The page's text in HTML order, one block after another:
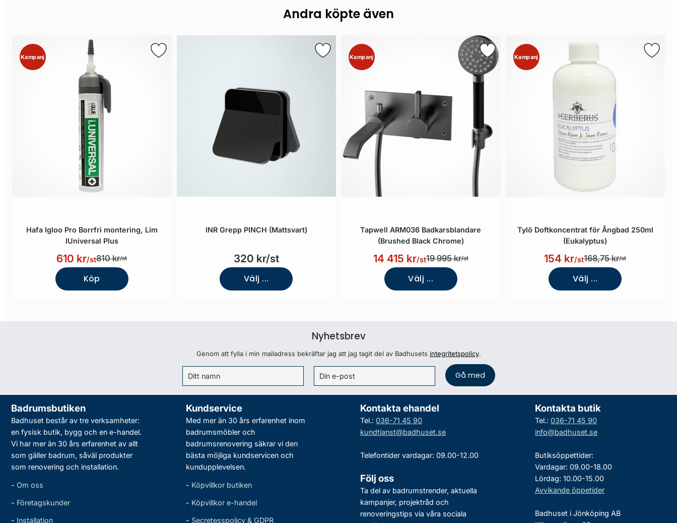
Andra köpte även
Kampanj
Hafa Igloo Pro Borrfri montering, Lim
IUniversal Plus
610 kr/st810 kr/st
Köp
INR Grepp PINCH (Mattsvart)
320 kr/st
Välj ...
Kampanj
Tapwell ARM036 Badkarsblandare
(Brushed Black Chrome)
14 415 kr/st19 995 kr/st
Välj ...
Kampanj
Tylö Doftkoncentrat för Ångbad 250ml
(Eukalyptus)
154 kr/st168,75 kr/st
Välj ...
Nyhetsbrev
Genom att fylla i min mailadress bekräftar jag att jag tagit del av Badhusets integritetspolicy.
Badrumsbutiken
Badhuset består av tre verksamheter:
en fysisk butik, bygg och en e-handel.
Vi har mer än 30 års erfarenhet av allt
som gäller badrum, såväl produkter
som renovering och installation.
- Om oss
- Företagskunder
- Installation
Kundservice
Med mer än 30 års erfarenhet inom
badrumsmöbler och
badrumsrenovering säkrar vi den
bästa möjliga kundservicen och
kundupplevelsen.
- Köpvillkor butiken
- Köpvillkor e-handel
- Secretesspolicy & GDPR
Kontakta ehandel
Tel.: 036-71 45 90
kundtjanst@badhuset.se
Telefontider vardagar: 09.00-12.00
Följ oss
Ta del av badrumstrender, aktuella
kampanjer, projektråd och
renoveringstips via våra sociala
Kontakta butik
Tel.: 036-71 45 90
info@badhuset.se
Butiksöppettider:
Vardagar: 09.00-18.00
Lördag: 10.00-15.00
Avvikande öppetider
Badhuset i Jönköping AB